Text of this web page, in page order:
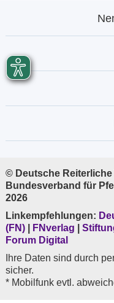
© Deutsche Reiterliche
Bundesverband für
2026
Linkempfehlungen:
(FN)
FNverlag
Forum Digital
Ihre Daten sind durch
sicher.
* Mobilfunk evtl.